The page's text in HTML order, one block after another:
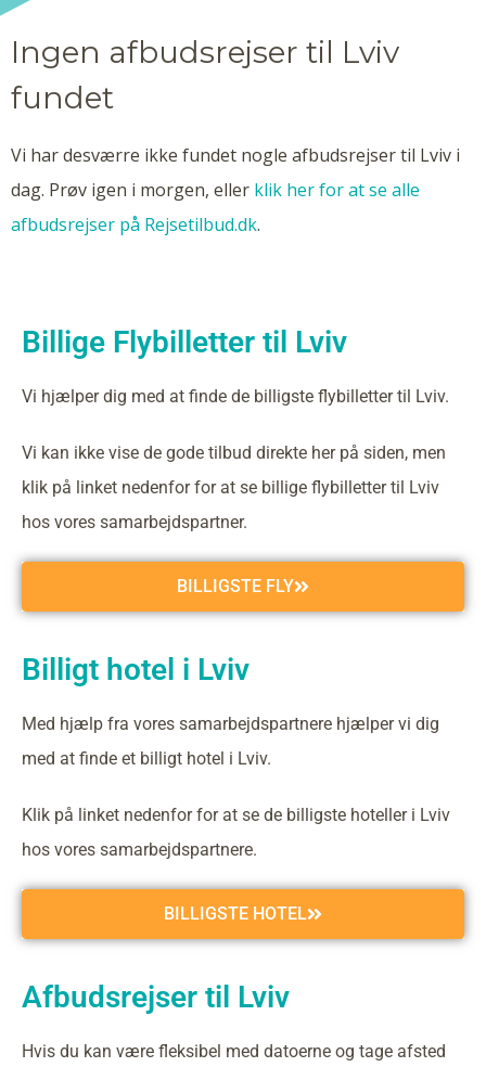
Ingen afbudsrejser til Lviv
fundet
Vi har desværre ikke fundet nogle afbudsrejser til Lviv i
dag. Prøv igen i morgen, eller klik her for at se alle
afbudsrejser på Rejsetilbud.dk.
Billige Flybilletter til Lviv
Vi hjælper dig med at finde de billigste flybilletter til Lviv.
Vi kan ikke vise de gode tilbud direkte her på siden, men
klik på linket nedenfor for at se billige flybilletter til Lviv
hos vores samarbejdspartner.
BILLIGSTE FLY
Billigt hotel i Lviv
Med hjælp fra vores samarbejdspartnere hjælper vi dig
med at finde et billigt hotel i Lviv.
Klik på linket nedenfor for at se de billigste hoteller i Lviv
hos vores samarbejdspartnere.
BILLIGSTE HOTEL
Afbudsrejser til Lviv
Hvis du kan være fleksibel med datoerne og tage afsted